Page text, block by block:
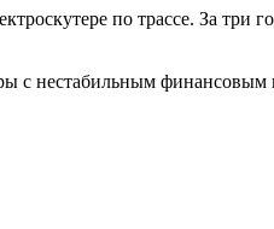
по трассе. За три
с нестабильным